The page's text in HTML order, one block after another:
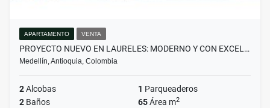
APARTAMENTO VENTA
PROYECTO NUEVO EN LAURELES: MODERNO Y CON EXCEL…
Medellín, Antioquia, Colombia
2Alcobas 1 Parqueaderos
2 Baños 65Área m2